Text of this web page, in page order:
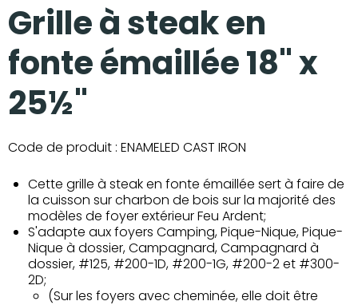
Grille à steak en
fonte émaillée 18" x
25½"
Code de produit : ENAMELED CAST IRON
Cette grille à steak en fonte émaillée sert à faire de
la cuisson sur charbon de bois sur la majorité des
modèles de foyer extérieur Feu Ardent;
S'adapte aux foyers Camping, Pique-Nique, Pique-
Nique à dossier, Campagnard, Campagnard à
dossier, #125, #200-1D, #200-1G, #200-2 et #300-
2D;
(Sur les foyers avec cheminée, elle doit être